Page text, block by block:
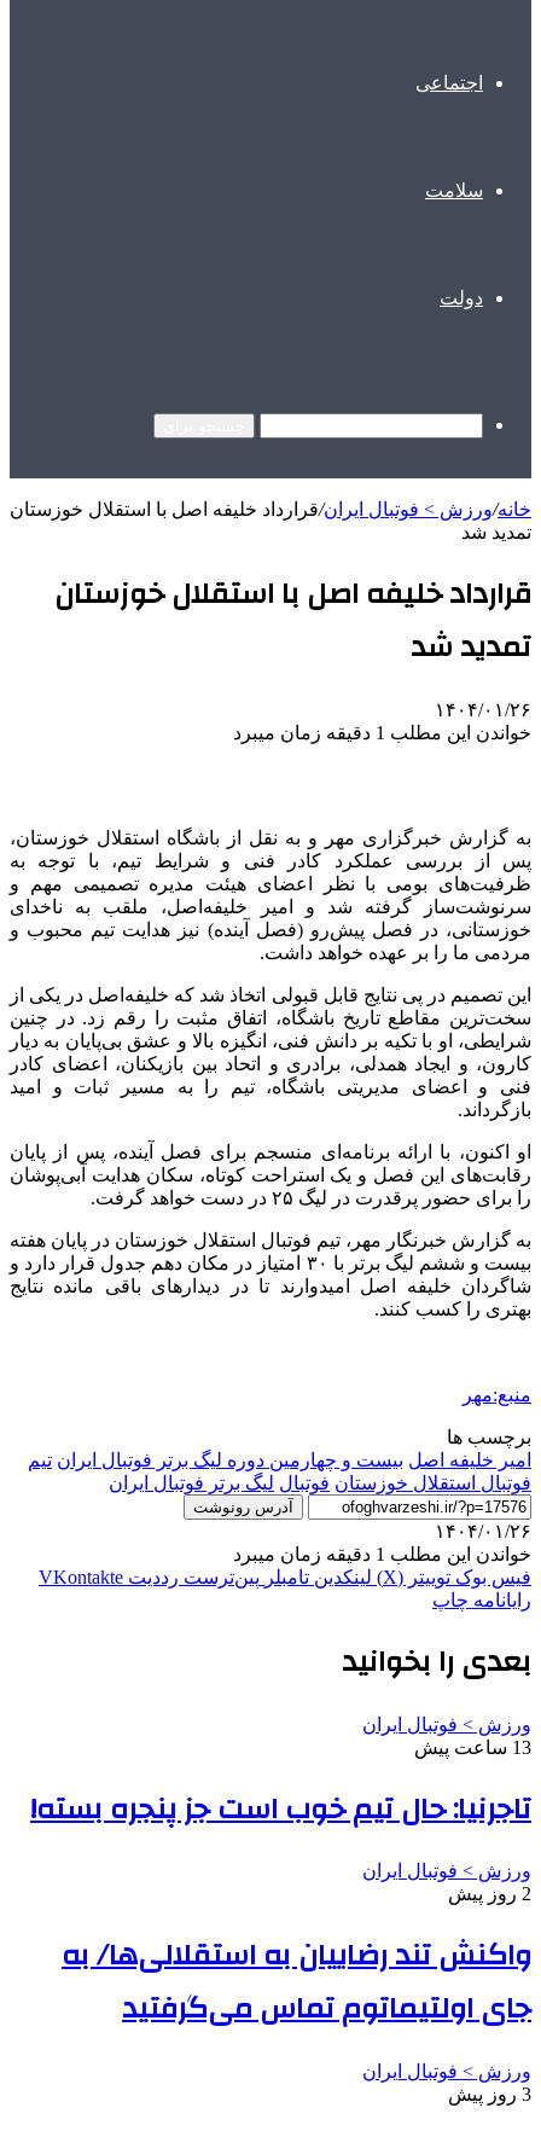
اجتماعی
سلامت
دولت
خانه/ورزش > فوتبال ایران/قرارداد خلیفه اصل با استقلال خوزستان
تمدید شد
قرارداد خلیفه اصل با استقلال خوزستان
تمدید شد
۱۴۰۴/۰۱/۲۶
خواندن این مطلب 1 دقیقه زمان میبرد
به گزارش خبرگزاری مهر و به نقل از باشگاه استقلال خوزستان،
پس از بررسی عملکرد کادر فنی و شرایط تیم، با توجه به
ظرفیت‌های بومی با نظر اعضای هیئت مدیره تصمیمی مهم و
سرنوشت‌ساز گرفته شد و امیر خلیفه‌اصل، ملقب به ناخدای
خوزستانی، در فصل پیش‌رو (فصل آینده) نیز هدایت تیم محبوب و
مردمی ما را بر عهده خواهد داشت.
این تصمیم در پی نتایج قابل قبولی اتخاذ شد که خلیفه‌اصل در یکی از
سخت‌ترین مقاطع تاریخ باشگاه، اتفاق مثبت را رقم زد. در چنین
شرایطی، او با تکیه بر دانش فنی، انگیزه بالا و عشق بی‌پایان به دیار
کارون، و ایجاد همدلی، برادری و اتحاد بین بازیکنان، اعضای کادر
فنی و اعضای مدیریتی باشگاه، تیم را به مسیر ثبات و امید
بازگرداند.
او اکنون، با ارائه برنامه‌ای منسجم برای فصل آینده، پس از پایان
رقابت‌های این فصل و یک استراحت کوتاه، سکان هدایت آبی‌پوشان
را برای حضور پرقدرت در لیگ ۲۵ در دست خواهد گرفت.
به گزارش خبرنگار مهر، تیم فوتبال استقلال خوزستان در پایان هفته
بیست و ششم لیگ برتر با ۳۰ امتیاز در مکان دهم جدول قرار دارد و
شاگردان خلیفه اصل امیدوارند تا در دیدارهای باقی مانده نتایج
بهتری را کسب کنند.
منبع:مهر
برچسب ها
امیر خلیفه اصل بیست و چهارمین دوره لیگ برتر فوتبال ایران تیم
فوتبال استقلال خوزستان فوتبال لیگ برتر فوتبال ایران
آدرس رونوشت
۱۴۰۴/۰۱/۲۶
خواندن این مطلب 1 دقیقه زمان میبرد
فیس بوک توییتر (X) لینکدین ‫تامبلر ‫پین‌ترست ‫رددیت ‫VKontakte
رایانامه چاپ
بعدی را بخوانید
ورزش > فوتبال ایران
13 ساعت پیش
تاجرنیا: حال تیم خوب است جز پنجره بسته!
ورزش > فوتبال ایران
2 روز پیش
واکنش تند رضاییان به استقلالی‌ها/ به
جای اولتیماتوم تماس می‌گرفتید
ورزش > فوتبال ایران
3 روز پیش